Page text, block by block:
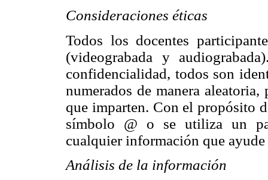
Consideraciones éticas
Todos los docentes
(videograbada y
confidencialidad, todos son
numerados de manera
que imparten. Con el propósito
símbolo @ o se utiliza un
cualquier información que
Análisis de la información